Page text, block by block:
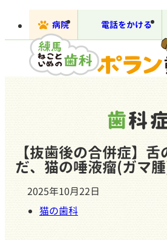
病院 電話をかける
歯
【抜歯後の合併症】
だ、猫の唾液瘤(ガマ
2025年10月22日
猫の歯科